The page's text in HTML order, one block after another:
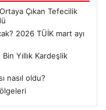
Çıkan Tefecilik
2026 TÜİK mart ayı
Yıllık Kardeşlik
nasıl oldu?